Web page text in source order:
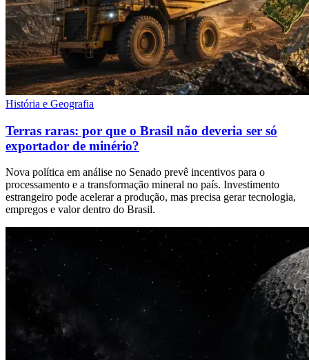
História e Geografia
Terras raras: por que o Brasil não deveria ser só
exportador de minério?
Nova política em análise no Senado prevê incentivos para o
processamento e a transformação mineral no país. Investimento
estrangeiro pode acelerar a produção, mas precisa gerar tecnologia,
empregos e valor dentro do Brasil.